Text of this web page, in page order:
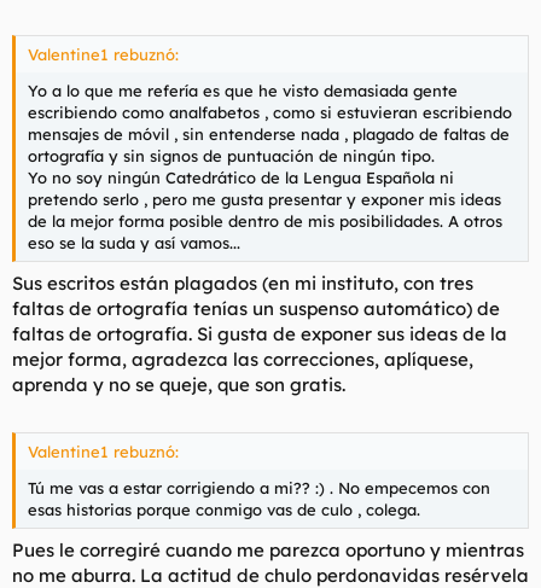
Valentine1 rebuznó:
Yo a lo que me refería es que he visto demasiada gente
escribiendo como analfabetos , como si estuvieran escribiendo
mensajes de móvil , sin entenderse nada , plagado de faltas de
ortografía y sin signos de puntuación de ningún tipo.
Yo no soy ningún Catedrático de la Lengua Española ni
pretendo serlo , pero me gusta presentar y exponer mis ideas
de la mejor forma posible dentro de mis posibilidades. A otros
eso se la suda y así vamos...
Sus escritos están plagados (en mi instituto, con tres
faltas de ortografía tenías un suspenso automático) de
faltas de ortografía. Si gusta de exponer sus ideas de la
mejor forma, agradezca las correcciones, aplíquese,
aprenda y no se queje, que son gratis.
Valentine1 rebuznó:
Tú me vas a estar corrigiendo a mi?? :) . No empecemos con
esas historias porque conmigo vas de culo , colega.
Pues le corregiré cuando me parezca oportuno y mientras
no me aburra. La actitud de chulo perdonavidas resérvela